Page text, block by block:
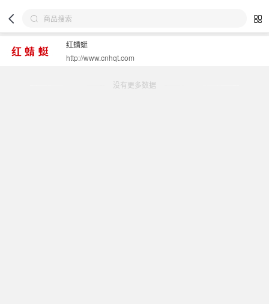
红蜻蜓
http://www.cnhqt.com
没有更多数据